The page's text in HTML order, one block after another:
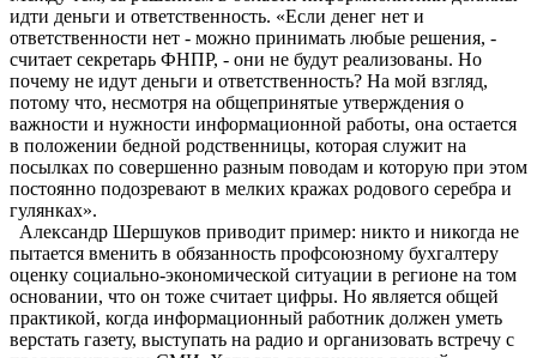
идти деньги и ответственность. «Если денег нет и
ответственности нет - можно принимать любые решения, -
считает секретарь ФНПР, - они не будут реализованы. Но
почему не идут деньги и ответственность? На мой взгляд,
потому что, несмотря на общепринятые утверждения о
важности и нужности информационной работы, она остается
в положении бедной родственницы, которая служит на
посылках по совершенно разным поводам и которую при этом
постоянно подозревают в мелких кражах родового серебра и
гулянках».
Александр Шершуков приводит пример: никто и никогда не
пытается вменить в обязанность профсоюзному бухгалтеру
оценку социально-экономической ситуации в регионе на том
основании, что он тоже считает цифры. Но является общей
практикой, когда информационный работник должен уметь
верстать газету, выступать на радио и организовать встречу с